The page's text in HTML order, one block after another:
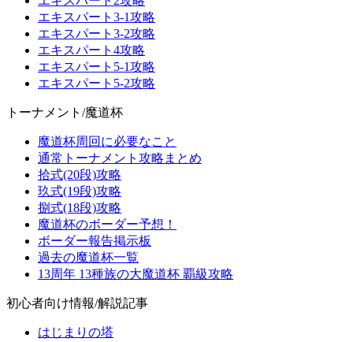
エキスパート3-1攻略
エキスパート3-2攻略
エキスパート4攻略
エキスパート5-1攻略
エキスパート5-2攻略
トーナメント/魔道杯
魔道杯周回に必要なこと
通常トーナメント攻略まとめ
拾式(20段)攻略
玖式(19段)攻略
捌式(18段)攻略
魔道杯のボーダー予想！
ボーダー報告掲示板
過去の魔道杯一覧
13周年 13種族の大魔道杯 覇級攻略
初心者向け情報/解説記事
はじまりの塔